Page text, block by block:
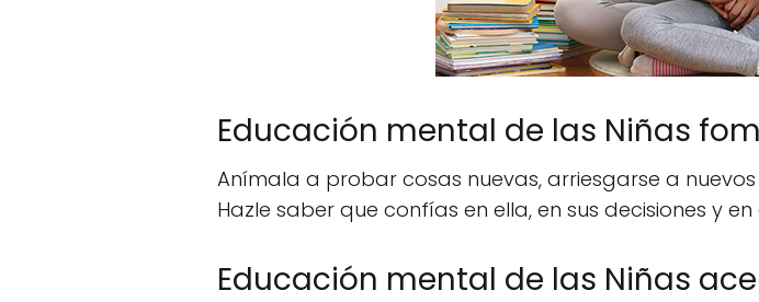
Educación mental de las Niñas
Anímala a probar cosas nuevas, arriesgarse a
Hazle saber que confías en ella, en sus decisiones y
Educación mental de las Niñas